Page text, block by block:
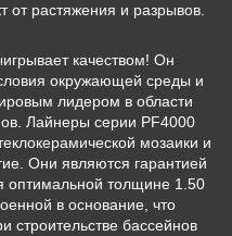
от растяжения и разрывов.
качеством! Он
окружающей среды и
лидером в области
Лайнеры серии PF4000
мозаики и
Они являются гарантией
оптимальной толщине 1.50
в основание, что
строительстве бассейнов